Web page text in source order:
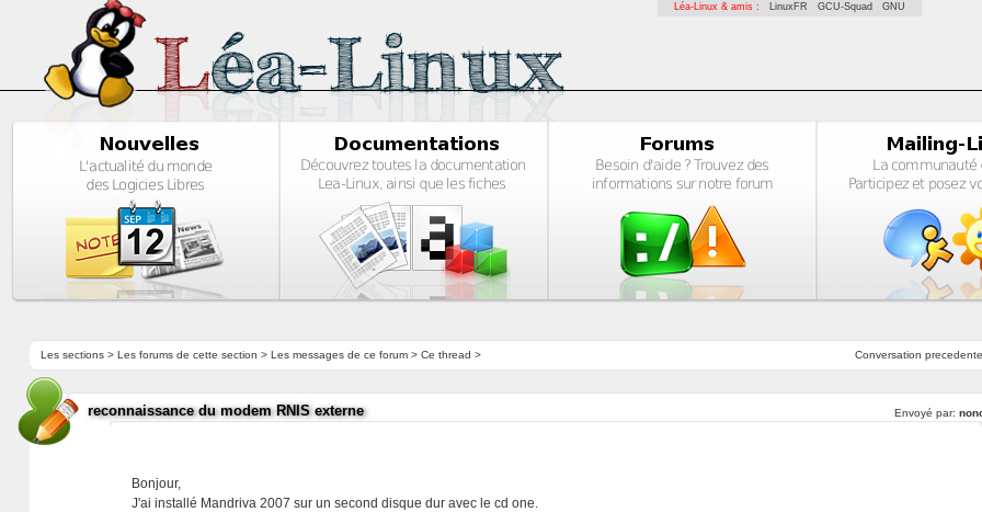
Léa-Linux & amis : LinuxFR GCU-Squad GNU
Conversation precedente
Les sections> Les forums de cette section > Les messages de ce forum> Ce thread >
reconnaissance du modem RNIS externe Envoyé par:
Bonjour,
J'ai installé Mandriva 2007 sur un second disque dur avec le cd one.